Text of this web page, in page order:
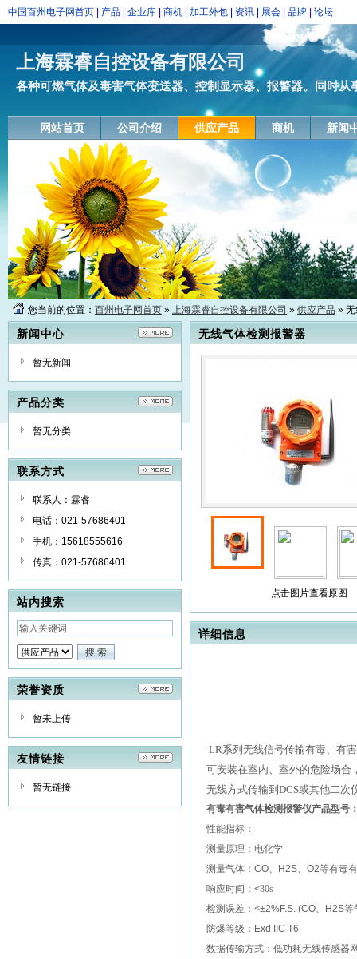
中国百州电子网首页 产品 企业库 商机 加工外包 资讯 展会 品牌 论坛
上海霖睿自控设备有限公司
各种可燃气体及毒害气体变送器、控制显示器、报警器。同时从
网站首页 公司介绍 供应产品 商机 新闻
您当前的位置： 百州电子网首页 » 上海霖睿自控设备有限公司 » 供应产品 »
新闻中心
暂无新闻
产品分类
暂无分类
联系方式
联系人：霖睿
电话：021-57686401
手机：15618555616
传真：021-57686401
站内搜索
荣誉资质
暂未上传
友情链接
暂无链接
无线气体检测报警器
点击图片查看原图
详细信息
LR系列无线信号传输有毒、有
可安装在室内、室外的危险场合
无线方式传输到DCS或其他二次
有毒有害气体检测报警仪产品型号
性能指标：
测量原理：电化学
测量气体： CO、 H2S、 O2等有毒
响应时间： <30s
检测误差： <±2%F.S. (CO、 H2S等
防爆等级： Exd IIC T6
数据传输方式：低功耗无线传感器